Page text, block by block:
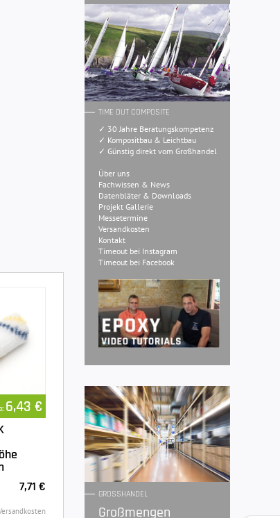
6,43 €
7,71 €
TIME OUT COMPOSITE
✓ 30 Jahre Beratungskompetenz
✓ Kompositbau & Leichtbau
✓ Günstig direkt vom Großhandel
Über uns
Fachwissen & News
Datenbläter & Downloads
Projekt Gallerie
Messetermine
Versandkosten
Kontakt
Timeout bei Instagram
Timeout bei Facebook
GROSSHANDEL
Großmengen